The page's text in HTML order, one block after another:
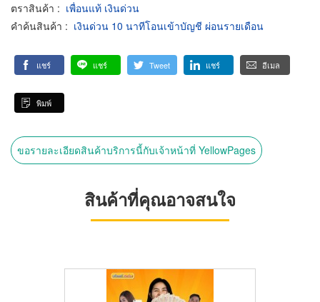
ตราสินค้า : เพื่อนแท้ เงินด่วน
คำค้นสินค้า : เงินด่วน 10 นาทีโอนเข้าบัญชี ผ่อนรายเดือน
แชร์ แชร์ Tweet แชร์ อีเมล
พิมพ์
ขอรายละเอียดสินค้าบริการนี้กับเจ้าหน้าที่ YellowPages
สินค้าที่คุณอาจสนใจ